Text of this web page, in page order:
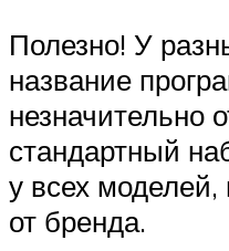
Полезно! У
название
незначительно
стандартный
у всех
от бренда.